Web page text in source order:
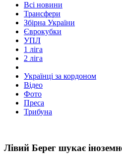
Всі новини
Трансфери
Збірна України
Єврокубки
УПЛ
1 ліга
2 ліга
Українці за кордоном
Відео
Фото
Преса
Трибуна
Лівий Берег шукає